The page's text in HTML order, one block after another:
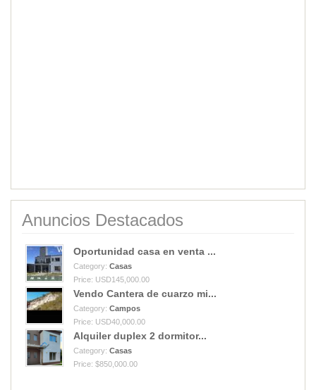
Anuncios Destacados
Oportunidad casa en venta ...
Category: Casas
Price: USD145,000.00
Vendo Cantera de cuarzo mi...
Category: Campos
Price: USD40,000.00
Alquiler duplex 2 dormitor...
Category: Casas
Price: $850,000.00